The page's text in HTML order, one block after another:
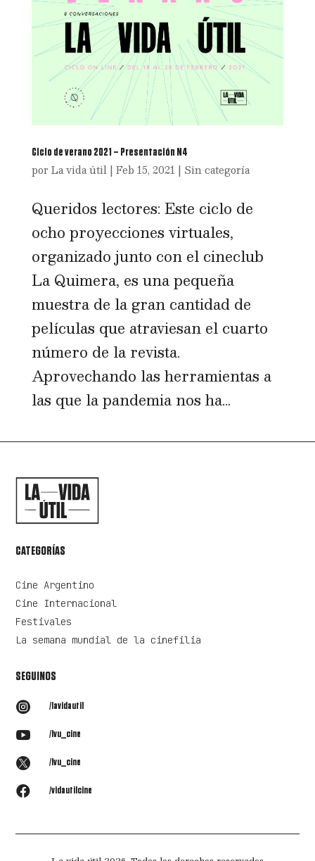
Ciclo de verano 2021 – Presentación N4
por La vida útil| Feb 15, 2021| Sin categoría
Queridos lectores: Este ciclo de
ocho proyecciones virtuales,
organizado junto con el cineclub
La Quimera, es una pequeña
muestra de la gran cantidad de
películas que atraviesan el cuarto
número de la revista.
Aprovechando las herramientas a
las que la pandemia nos ha...
CATEGORÍAS
Cine Argentino
Cine Internacional
Festivales
La semana mundial de la cinefilia
SEGUINOS
 /lavidautil
 /lvu_cine
 /lvu_cine
 /vidautilcine